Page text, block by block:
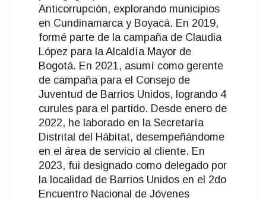
Anticorrupción, explorando municipios
en Cundinamarca y Boyacá. En 2019,
formé parte de la campaña de Claudia
López para la Alcaldía Mayor de
Bogotá. En 2021, asumí como gerente
de campaña para el Consejo de
Juventud de Barrios Unidos, logrando 4
curules para el partido. Desde enero de
2022, he laborado en la Secretaría
Distrital del Hábitat, desempeñándome
en el área de servicio al cliente. En
2023, fui designado como delegado por
la localidad de Barrios Unidos en el 2do
Encuentro Nacional de Jóvenes